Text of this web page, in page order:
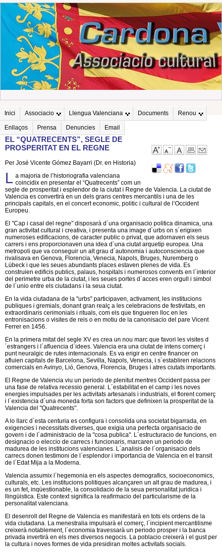
Inici Associacio Llengua Valenciana Documents Renou
Enllaços Prensa Denuncies Email
EL “QUATRECENTS”, SEGLE DE
PROSPERITAT EN EL REGNE
Per José Vicente Gómez Bayarri (Dr. en Historia)
L a majoria de l’historiografia valenciana
coincidix en presentar el “Quatrecents” com un
segle de prosperitat i esplendor de la ciutat i Regne de Valencia. La ciutat de
Valencia es convertirà en un dels grans centres mercantils i una de les
principals capitals, en el concert economic, politic i cultural de l’Occident
Europeu.
El "Cap i casal del regne" disposarà d´una organisacio politica dinamica, una
gran activitat cultural i creativa, i presenta una image d´urbs on s´erigixen
numeroses edificacions, de caracter public o privat, que adornaven els seus
carrers i ens proporcionaven una idea d´una ciutat arquetip europea. Una
metropoli que va conseguir un alt grau d´autonomia i autoconsciencia que
rivalisava en Genova, Florencia, Venecia, Napols, Bruges, Nuremberg o
Lübeck i que les seues abundants places estaven plenes de vida. Es
construien edificis publics, palaus, hospitals i numerosos convents en l´interior
del perimetre urba de la ciutat, i les seues portes d´acces eren orgull i simbol
de l´unio entre els ciutadans i la seua ciutat.
En la vida ciutadana de la "urbs" participaven, activament, les institucions
publiques i gremials, donant gran realç a les celebracions de festivitats, en
extraordinaris cerimonials i rituals, com els que tingueren lloc en les
entronisacions o visites de reis o en motiu de la canonisacio del pare Vicent
Ferrer en 1456.
En la primera mitat del segle XV es crea un nou marc que favori les visites d
´estrangers i l´afluencia d´idees. Valencia era una ciutat de intens comerç i
punt neuralgic de rutes internacionals. Es va erigir en centre financer on
afluien capitals de Barcelona, Sevilla, Napols, Venecia, i s´establiren relacions
comercials en Avinyo, Lió, Genova, Florencia, Bruges i atres ciutats importants.
El Regne de Valencia viu un periodo de plenitut mentres Occident passa per
una fase de relativa recessio general. L´estabilitat en el camp i les noves
energies impulsades per les activitats artesanals i industrials, el florent comerç
i l´existencia d´una moneda forta son factors que definixen la prosperitat de la
Valencia del "Quatrecents".
A lo llarc d´esta centuria es configura i consolida una societat bigarrada, en
exigencies i necessitats diverses, que exigia una perfecta organisacio de
govern i de l´administracio de la "cosa publica". L´estructuracio de funcions, en
designacio o eleccio de carrecs i funcionaris, marcaren un periodo de
madurea de les institucions valencianes. L´analisis de l´organisacio dels
carrecs donen testimoni de l´esplendor i importancia de Valencia en el transit
de l´Edat Mija a la Moderna.
Valencia assumix l´hegemonia en els aspectes demografics, socioeconomics,
culturals, etc. Les institucions politiques alcançaren un alt grau de madurea, i
es un fet, inqüestionable, la consolidacio de la seua personalitat juridica i
llingüistica. Este context significa la reafirmacio del particularisme de la
personalitat valenciana.
El desenroll del Regne de Valencia es manifestarà en tots els ordens de la
vida ciutadana. La menestralia impulsarà el comerç, l´incipient mercantilisme
creixerà notablement, l´economia travessarà un periodo prosper i la banca
privada invertirà en els mes diversos negocis. La poblacio creixerà i el gust per
la cultura i noves formes de vida presidiran moltes activitats socials.